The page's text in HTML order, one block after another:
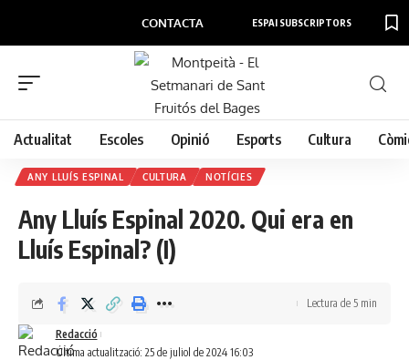
CONTACTA ESPAI SUBSCRIPTORS
Actualitat Escoles Opinió Esports Cultura
ANY LLUÍS ESPINAL CULTURA NOTÍCIES
Any Lluís Espinal 2020. Qui era en
Lluís Espinal? (I)
Última actualització: 25 de juliol de 2024 16:03
Redacció
Lectura de 5 min